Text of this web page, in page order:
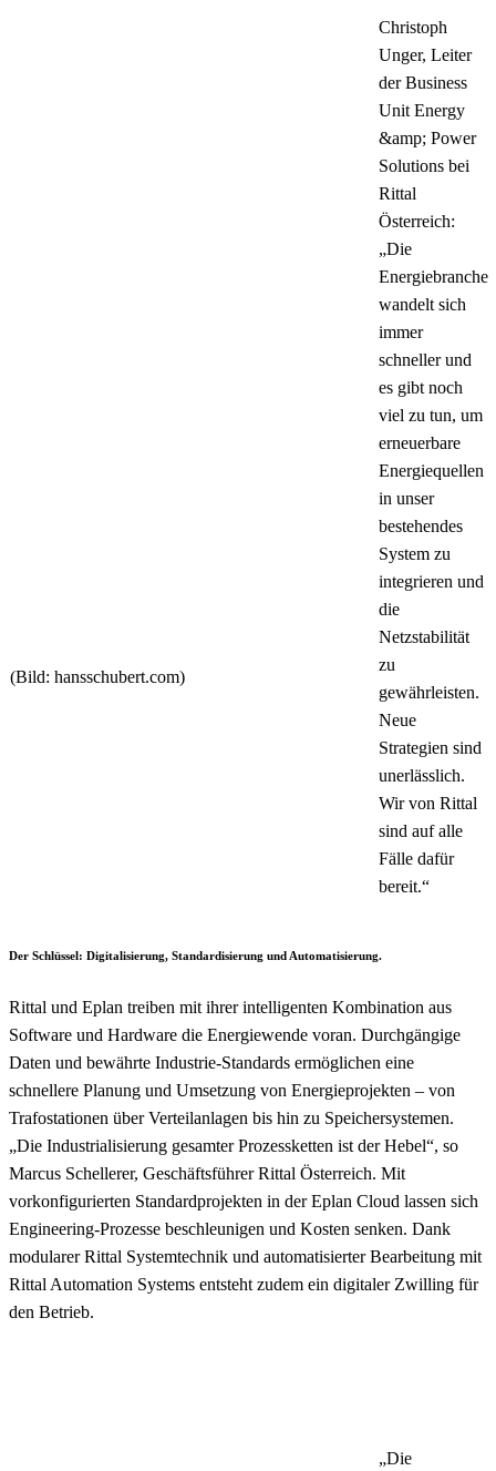
(Bild: hansschubert.com)
Christoph
Unger, Leiter
der Business
Unit Energy
&amp; Power
Solutions bei
Rittal
Österreich:
„Die
Energiebranche
wandelt sich
immer
schneller und
es gibt noch
viel zu tun, um
erneuerbare
Energiequellen
in unser
bestehendes
System zu
integrieren und
die
Netzstabilität
zu
gewährleisten.
Neue
Strategien sind
unerlässlich.
Wir von Rittal
sind auf alle
Fälle dafür
bereit.“
Der Schlüssel: Digitalisierung, Standardisierung und Automatisierung.
Rittal und Eplan treiben mit ihrer intelligenten Kombination aus
Software und Hardware die Energiewende voran. Durchgängige
Daten und bewährte Industrie-Standards ermöglichen eine
schnellere Planung und Umsetzung von Energieprojekten – von
Trafostationen über Verteilanlagen bis hin zu Speichersystemen.
„Die Industrialisierung gesamter Prozessketten ist der Hebel“, so
Marcus Schellerer, Geschäftsführer Rittal Österreich. Mit
vorkonfigurierten Standardprojekten in der Eplan Cloud lassen sich
Engineering-Prozesse beschleunigen und Kosten senken. Dank
modularer Rittal Systemtechnik und automatisierter Bearbeitung mit
Rittal Automation Systems entsteht zudem ein digitaler Zwilling für
den Betrieb.
„Die